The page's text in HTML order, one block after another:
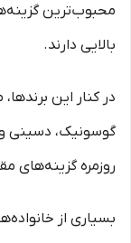
محبوب‌ترین
بالایی دارند.
در کنار این
گوسونیک، دسینی و
روزمره
بسیاری از